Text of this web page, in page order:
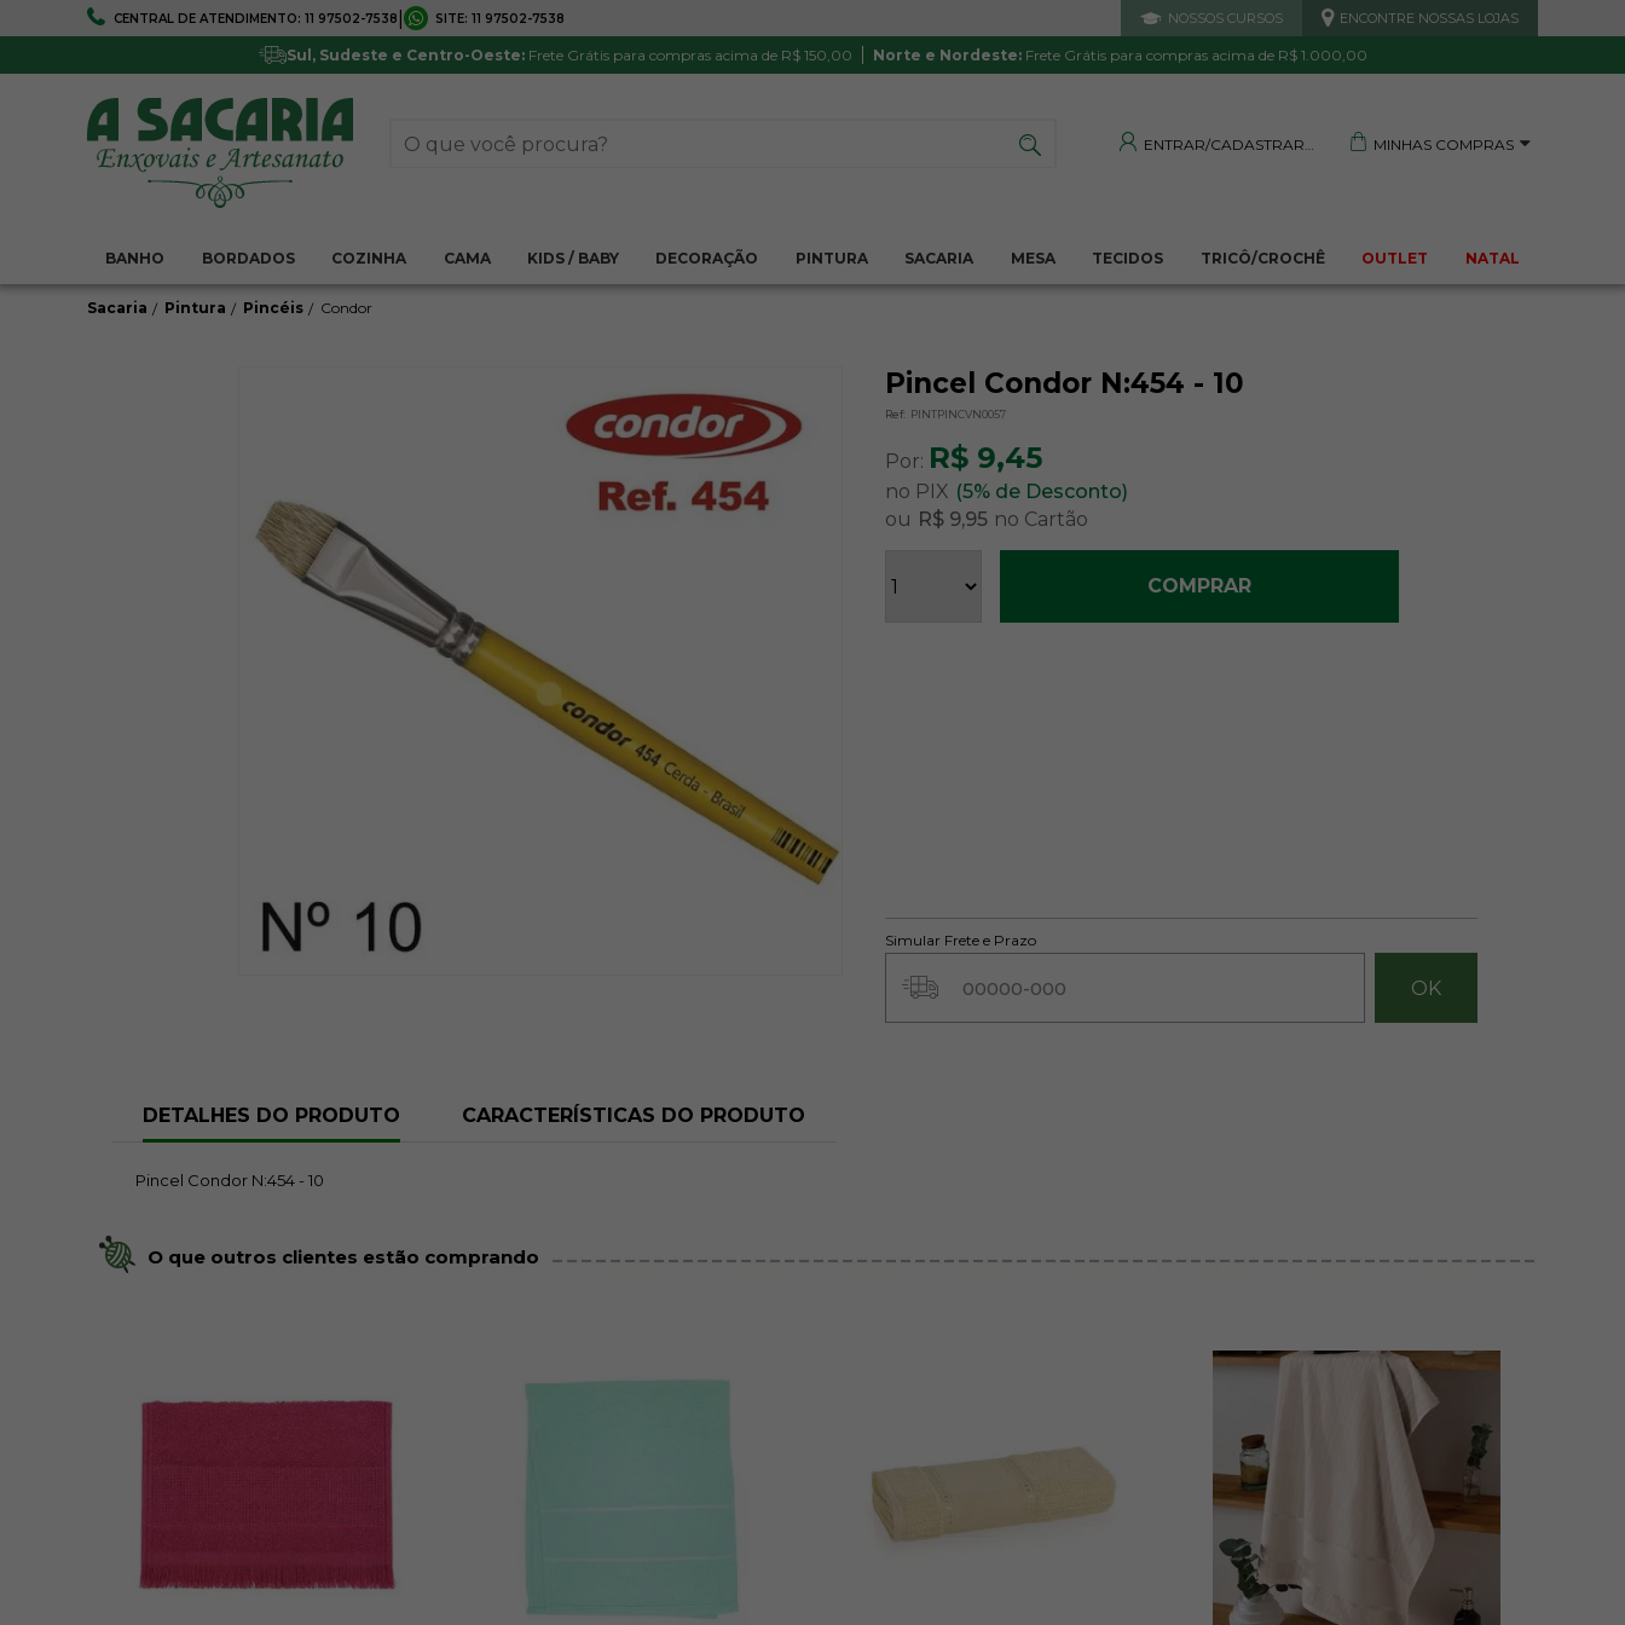
CENTRAL DE ATENDIMENTO: 11 97502-7538 SITE: 11 97502-7538 NOSSOS CURSOS ENCONTRE NOSSAS LOJAS
Sul, Sudeste e Centro-Oeste:Frete Grátis para compras acima de R$ 150,00 Norte e Nordeste:Frete Grátis para compras acima de R$ 1.000,00
ENTRAR/CADASTRAR MINHAS COMPRAS
BANHO BORDADOS COZINHA CAMA KIDS / BABY DECORAÇÃO PINTURA SACARIA MESA TECIDOS TRICÔ/CROCHÊ OUTLET NATAL
FRETE GRÁTIS 5% DE DESCONTO
Pagamentos via boleto ou PIX Parcela mínima R$ 20,00
PRODUTO DE QUALIDADE
Satisfação Garantida
TRANQUILIDADE E PROTEÇÃO
Sacaria Pintura Pincéis Condor
Pincel Condor N:454 - 10
Ref: PINTPINCVN0057
Por: R$ 9,45
no PIX (5% de Desconto)
ou R$ 9,95 no Cartão
COMPRAR
Simular Frete e Prazo
DETALHES DO PRODUTO CARACTERÍSTICAS DO PRODUTO
Pincel Condor N:454 - 10
O que outros clientes estão comprando